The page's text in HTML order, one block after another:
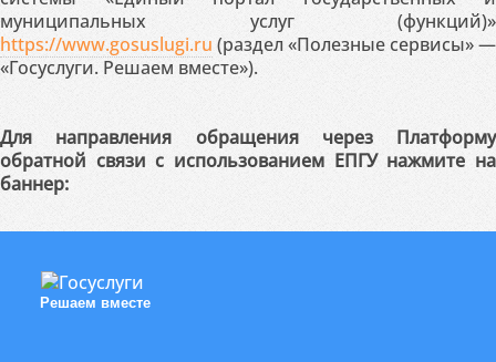
муниципальных услуг (функций)»
https://www.gosuslugi.ru (раздел «Полезные сервисы» —
«Госуслуги. Решаем вместе»).
Для направления обращения через Платформу
обратной связи с использованием ЕПГУ нажмите на
баннер:
Решаем вместе